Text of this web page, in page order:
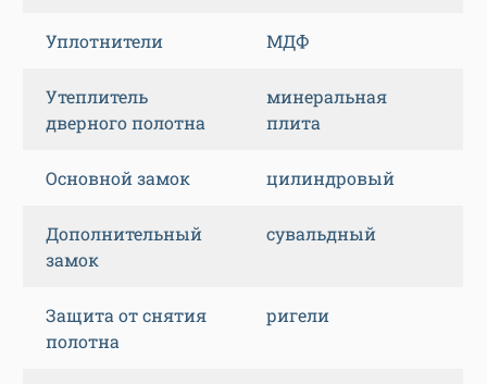
Уплотнители МДФ
Утеплитель
дверного полотна
минеральная
плита
Основной замок цилиндровый
Дополнительный
замок
сувальдный
Защита от снятия
полотна
ригели